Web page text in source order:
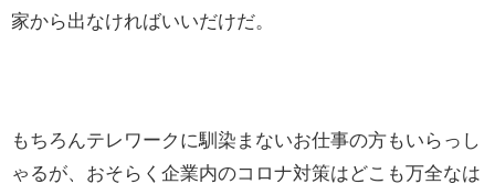
家から出なければいいだけだ。
もちろんテレワークに馴染まないお仕事の方もいらっし
ゃるが、おそらく企業内のコロナ対策はどこも万全なは